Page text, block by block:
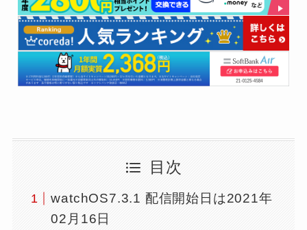
目次
watchOS7.3.1 配信開始日は2021年
02月16日